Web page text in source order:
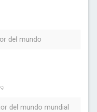
del mundo
del mundo mundial